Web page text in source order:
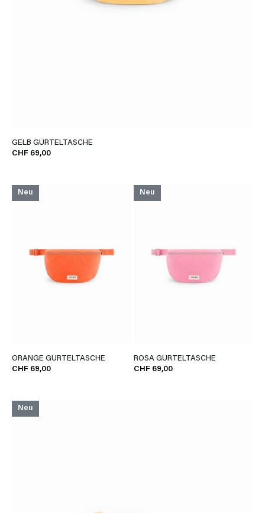
GELB GÜRTELTASCHE
CHF 69,00
Neu
ORANGE GÜRTELTASCHE
CHF 69,00
Neu
ROSA GÜRTELTASCHE
CHF 69,00
Neu